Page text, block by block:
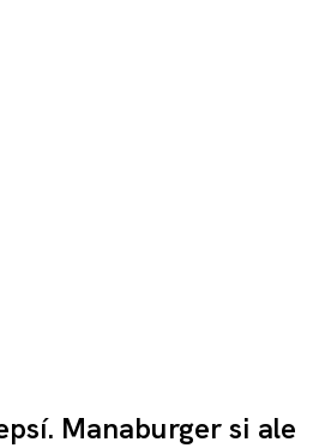
Manaburger si ale